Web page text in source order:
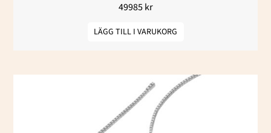
49985kr
LÄGG TILL I VARUKORG